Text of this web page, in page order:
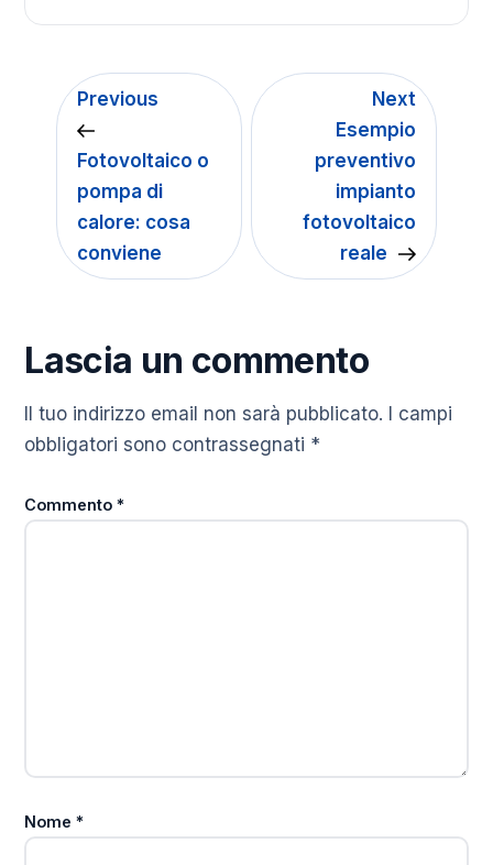
Previous
Fotovoltaico o
pompa di
calore: cosa
conviene
Next
Esempio
preventivo
impianto
fotovoltaico
reale
Lascia un commento
Il tuo indirizzo email non sarà pubblicato.
I campi
obbligatori sono contrassegnati *
Commento*
Nome*